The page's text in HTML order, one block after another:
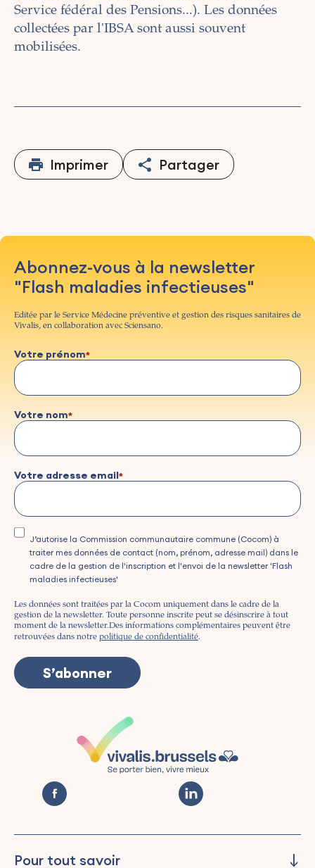
Service fédéral des Pensions...). Les données
collectées par l'IBSA sont aussi souvent
mobilisées.
Imprimer Partager
Abonnez-vous à la newsletter
"Flash maladies infectieuses"
Editée par le Service Médecine préventive et gestion des risques sanitaires de
Vivalis, en collaboration avec Sciensano.
Votre prénom
Votre nom
Votre adresse email
J’autorise la Commission communautaire commune (Cocom) à
traiter mes données de contact (nom, prénom, adresse mail) dans le
cadre de la gestion de l'inscription et l'envoi de la newsletter 'Flash
maladies infectieuses'
Les données sont traitées par la Cocom uniquement dans le cadre de la
gestion de la newsletter. Toute personne inscrite peut se désinscrire à tout
moment de la newsletter.Des informations complémentaires peuvent être
retrouvées dans notre politique de confidentialité.
Pour tout savoir